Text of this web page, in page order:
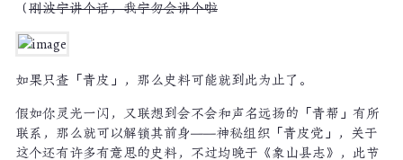
（ 刚波宁讲个话，我宁勿会讲个啦
如果只查「青皮」，那么史料可能就到此为止了。
假如你灵光一闪，又联想到会不会和声名远扬的「青帮」有所
联系，那么就可以解锁其前身——神秘组织「青皮党」，关于
这个还有许多有意思的史料，不过均晚于《象山县志》，此节